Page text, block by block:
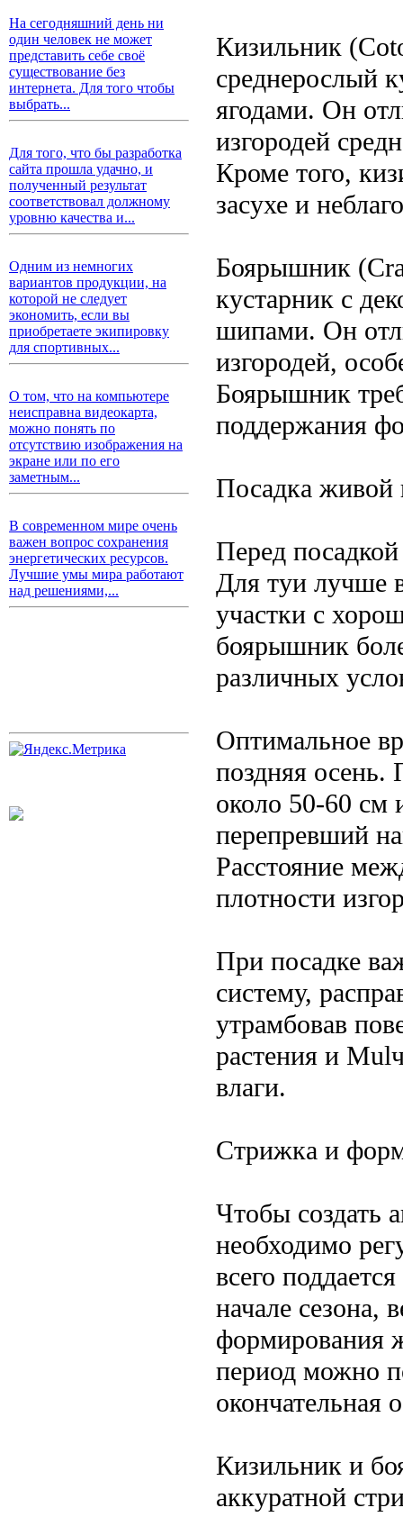
На сегодняшний день ни
один человек не может
представить себе своё
существование без
интернета. Для того чтобы
выбрать...
Для того, что бы разработка
сайта прошла удачно, и
полученный результат
соответствовал должному
уровню качества и...
Одним из немногих
вариантов продукции, на
которой не следует
экономить, если вы
приобретаете экипировку
для спортивных...
О том, что на компьютере
неисправна видеокарта,
можно понять по
отсутствию изображения на
экране или по его
заметным...
В современном мире очень
важен вопрос сохранения
энергетических ресурсов.
Лучшие умы мира работают
над решениями,...
Кизильник
среднерослый
ягодами. Он
изгородей
Кроме того,
засухе и
Боярышник
кустарник с
шипами. Он
изгородей,
Боярышник
поддержания
Посадка живой
Перед
Для туи лучше
участки с
боярышник
различных
Оптимальное
поздняя осень.
около 50-60 см
перепревший
Расстояние
плотности
При посадке
систему,
утрамбовав
растения и
влаги.
Стрижка и
Чтобы создать
необходимо
всего
начале сезона,
формирования
период можно
окончательная
Кизильник и
аккуратной